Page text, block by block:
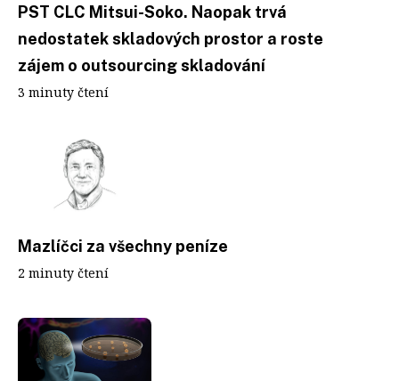
PST CLC Mitsui-Soko. Naopak trvá
nedostatek skladových prostor a roste
zájem o outsourcing skladování
3 minuty čtení
Mazlíčci za všechny peníze
2 minuty čtení